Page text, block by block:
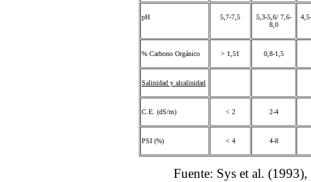
pH 5,7-7,5
5,3-5,6/ 7,6-
8,0
% Carbono Orgánico > 1,51 0,8-1,5
Salinidad y alcalinidad
C.E. (dS/m) < 2 2-4
PSI (%) < 4 4-8
Fuente: Sys et al. (1993), con